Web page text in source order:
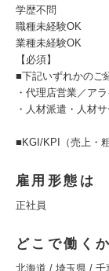
学歴不問
職種未経験OK
業種未経験OK
【必須】
■下記いずれかのご
・代理店営業／ア
・人材派遣・人材
■KGI/KPI（売上・
雇用形態は
正社員
どこで働くか
北海道 / 埼玉県 /